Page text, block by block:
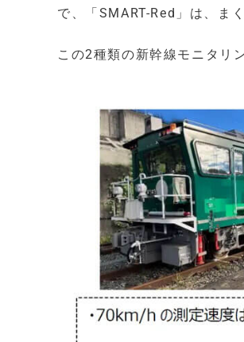
で、「SMART-Red」は、ま
この2種類の新幹線モニタリ